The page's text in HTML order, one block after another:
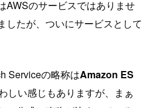
AWSのサービスではありませ
したが、ついにサービスとして
Serviceの略称はAmazon ES
しい感じもありますが、まぁ